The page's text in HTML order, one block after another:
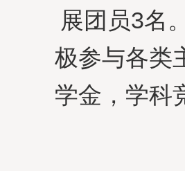
展团员3名
极参与各类
学金，学科